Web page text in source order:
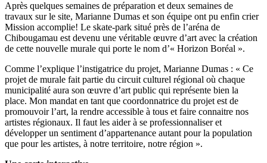
Après quelques semaines de préparation et deux semaines de
travaux sur le site, Marianne Dumas et son équipe ont pu enfin crier
Mission accomplie! Le skate-park situé près de l’aréna de
Chibougamau est devenu une véritable œuvre d’art avec la création
de cette nouvelle murale qui porte le nom d’« Horizon Boréal ».
Comme l’explique l’instigatrice du projet, Marianne Dumas : « Ce
projet de murale fait partie du circuit culturel régional où chaque
municipalité aura son œuvre d’art public qui représente bien la
place. Mon mandat en tant que coordonnatrice du projet est de
promouvoir l’art, la rendre accessible à tous et faire connaitre nos
artistes régionaux. Il faut les aider à se professionnaliser et
développer un sentiment d’appartenance autant pour la population
que pour les artistes, à notre territoire, notre région ».